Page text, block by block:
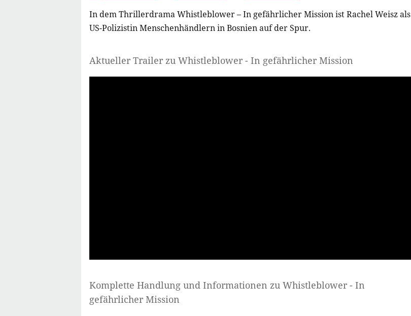
In dem Thrillerdrama Whistleblower – In gefährlicher Mission ist Rachel Weisz als
US-Polizistin Menschenhändlern in Bosnien auf der Spur.
Aktueller Trailer zu Whistleblower - In gefährlicher Mission
Komplette Handlung und Informationen zu Whistleblower - In
gefährlicher Mission